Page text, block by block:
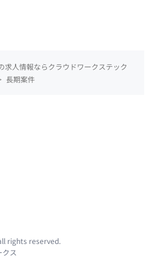
求人情報ならクラウドワークステック
長期案件
rights reserved.
ス